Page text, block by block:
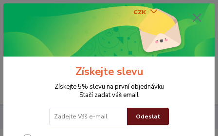
CZK
0 Kč
Ručníky Ručnik Top Ručník Top béžový
Získejte slevu
Získejte 5% slevu na první objednávku
Stačí zadat váš email
Odeslat